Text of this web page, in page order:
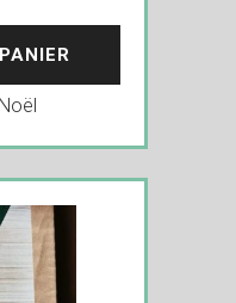
Noël